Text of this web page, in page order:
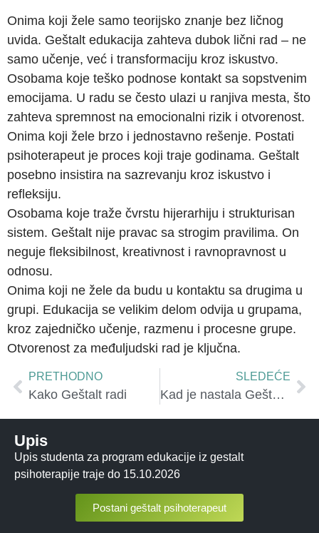
Onima koji žele samo teorijsko znanje bez ličnog
uvida. Geštalt edukacija zahteva dubok lični rad – ne
samo učenje, već i transformaciju kroz iskustvo.
Osobama koje teško podnose kontakt sa sopstvenim
emocijama. U radu se često ulazi u ranjiva mesta, što
zahteva spremnost na emocionalni rizik i otvorenost.
Onima koji žele brzo i jednostavno rešenje. Postati
psihoterapeut je proces koji traje godinama. Geštalt
posebno insistira na sazrevanju kroz iskustvo i
refleksiju.
Osobama koje traže čvrstu hijerarhiju i strukturisan
sistem. Geštalt nije pravac sa strogim pravilima. On
neguje fleksibilnost, kreativnost i ravnopravnost u
odnosu.
Onima koji ne žele da budu u kontaktu sa drugima u
grupi. Edukacija se velikim delom odvija u grupama,
kroz zajedničko učenje, razmenu i procesne grupe.
Otvorenost za međuljudski rad je ključna.
PRETHODNO
Kako Geštalt radi
SLEDEĆE
Kad je nastala Geštalt psihoterapija
Upis
Upis studenta za program edukacije iz gestalt
psihoterapije traje do 15.10.2026
Postani geštalt psihoterapeut